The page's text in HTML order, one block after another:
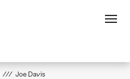
Joe Davis